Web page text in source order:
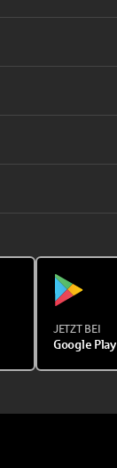
JETZT BEI
Google Play